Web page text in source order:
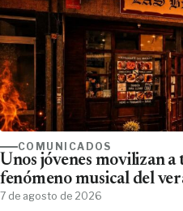
COMUNICADOS
Unos jóvenes movilizan
fenómeno musical del
7 de agosto de 2026